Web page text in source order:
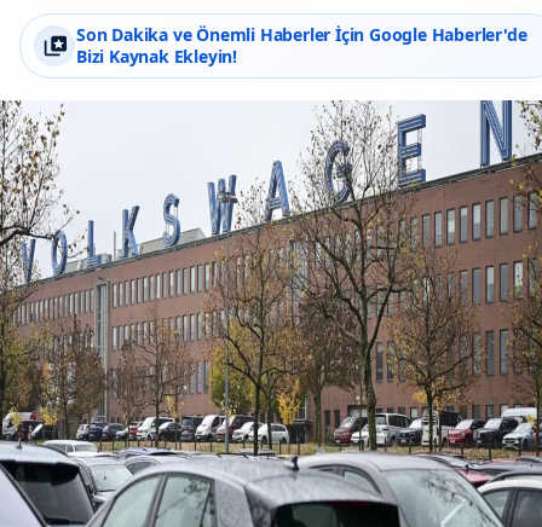
Son Dakika ve Önemli Haberler İçin Google Haberler'de
Bizi Kaynak Ekleyin!